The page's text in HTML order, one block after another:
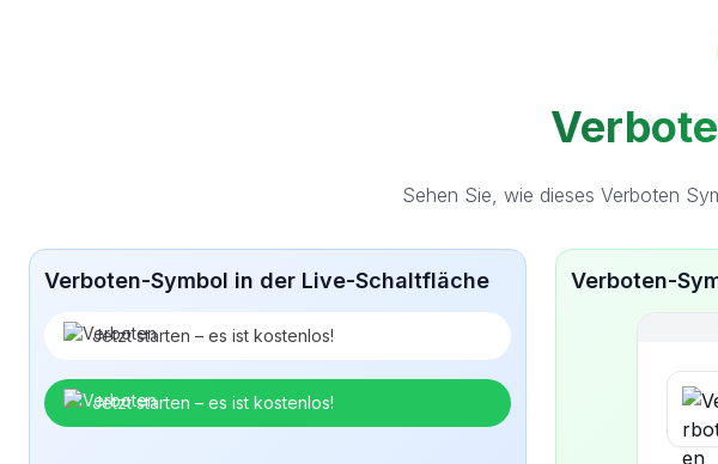
Sehen Sie, wie dieses Verboten
Verboten-Symbol in der Live-Schaltfläche
Jetzt starten – es ist kostenlos!
Jetzt starten – es ist kostenlos!
Verboten-